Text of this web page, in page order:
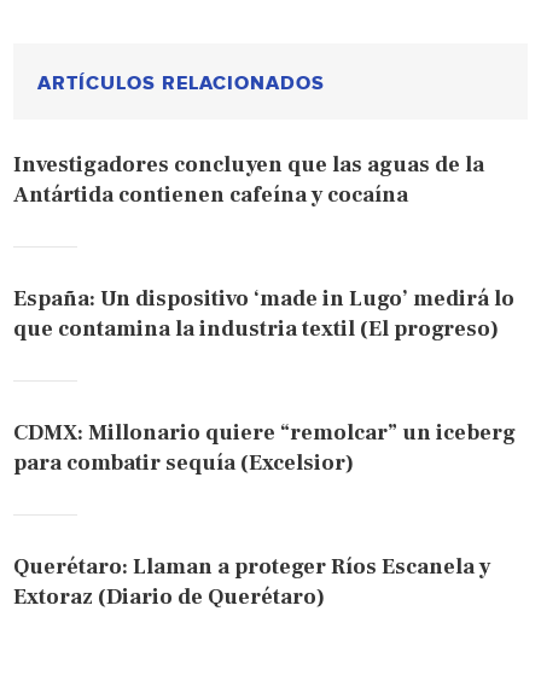
ARTÍCULOS RELACIONADOS
Investigadores concluyen que las aguas de la
Antártida contienen cafeína y cocaína
España: Un dispositivo ‘made in Lugo’ medirá lo
que contamina la industria textil (El progreso)
CDMX: Millonario quiere “remolcar” un iceberg
para combatir sequía (Excelsior)
Querétaro: Llaman a proteger Ríos Escanela y
Extoraz (Diario de Querétaro)